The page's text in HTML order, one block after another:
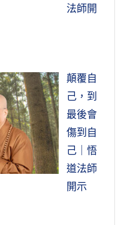
腳碰傷了，碰傷了，
徹，他就知道義存
，悟了之後，於是
頭，更進一步了，
悟，一般禪宗講，
悟。
溪賣柴，聽客人念
時候是大悟，但是
趕快去黃梅，再去
在那邊做苦工，舂
跑了。就像印光大師
的。他跑到廣愛寺
寧』，有一天忽然
他孝順父母的心沒
是為了報答父母，
母。回家一看，
母親已經過世三
」就是過世了。當
這裡。這個公案
裡。祝大家福慧增
「我今身心將死不
會想到這裡看到的
幾於毀滅」就是幾
，知道這種對父母
程度。現在要找這
多。但是我們也看
哀傷的程度比哀傷
多，念念都他兒
他父母，他就成聖
下面是蓮池大師的讚
漿不入於口者七
加焉？語曰：『釋
】
的一個讚歎，說在
，他母親死了，他
不能喝水。像法雲
子也比不上！有人
母，這句話能算對
自經理，不煩他
利」，都是他自己
都是他照顧，沒有
，也有人發心來幫
顧他母親很辛苦，
師他拒絕了，『輒
也，非爾母也』，
的母親。『形骸之
體，只不過是一個
接觸到了。所以這個
看到他的母親死了
道去，他看到了。
突破這個六道法
道受飢餓之苦。
是他帶了他的缽裝
吃，就是他不但看
是屬於神足通，他
去，飯菜供養他母
有看到。「冉求苛政
，也遭到孔子的批
「說樊須是小
責備的人。
官治政」，蓮池大
說如果現在這個時
人，在這個時候來
當時孔子讚歎的人
比他們當然要高，
但在今日，則是卓
法師開
顛覆自
己，到
最後會
傷到自
己｜悟
道法師
開示